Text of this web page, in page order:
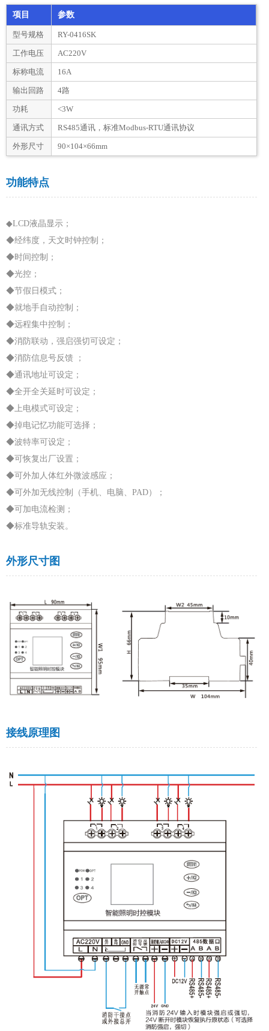
项目 参数
型号规格 RY-0416SK
工作电压 AC220V
标称电流 16A
输出回路 4路
功耗 <3W
通讯方式 RS485通讯，标准Modbus-RTU通讯协议
外形尺寸 90×104×66mm
功能特点
◆LCD液晶显示；
◆经纬度，天文时钟控制；
◆时间控制；
◆光控；
◆节假日模式；
◆就地手自动控制；
◆远程集中控制；
◆消防联动，强启强切可设定；
◆消防信息号反馈 ；
◆通讯地址可设定；
◆全开全关延时可设定；
◆上电模式可设定；
◆掉电记忆功能可选择；
◆波特率可设定；
◆可恢复出厂设置；
◆可外加人体红外微波感应；
◆可外加无线控制（手机、电脑、PAD）；
◆可加电流检测；
◆标准导轨安装。
外形尺寸图
接线原理图